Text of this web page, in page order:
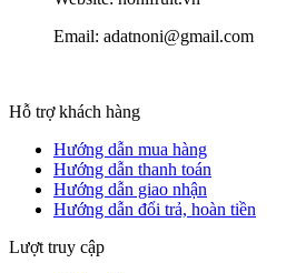
Email: adatnoni@gmail.com
Hỗ trợ khách hàng
Hướng dẫn mua hàng
Hướng dẫn thanh toán
Hướng dẫn giao nhận
Hướng dẫn đổi trả, hoàn tiền
Lượt truy cập